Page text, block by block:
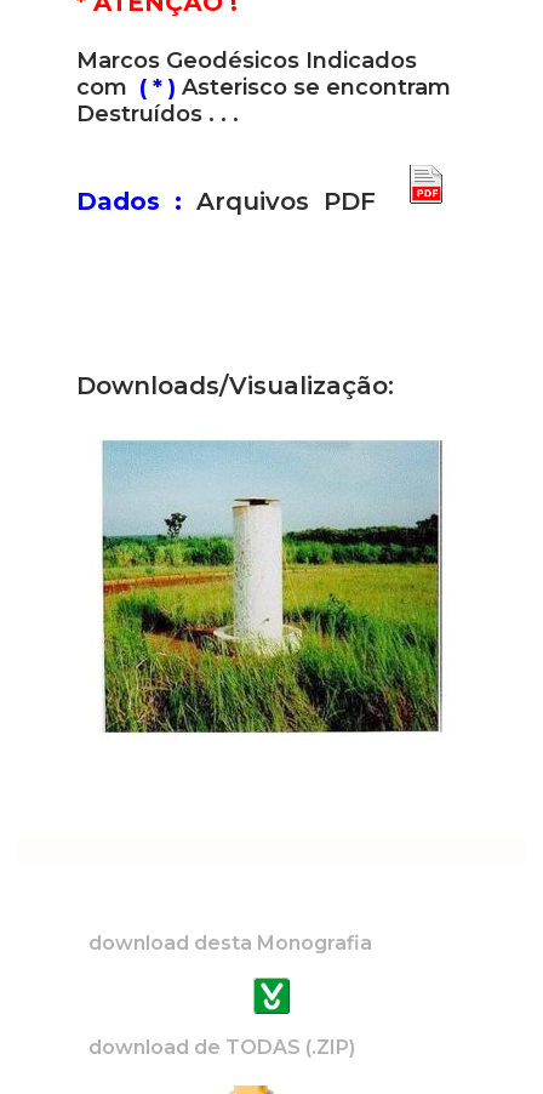
Marcos Geodésicos Indicados
com ( * ) Asterisco se encontram
Destruídos . . .
Dados : Arquivos PDF
Downloads/Visualização:
download desta Monografia
download de TODAS (.ZIP)